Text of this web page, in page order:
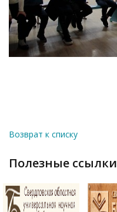
Возврат к списку
полезные ссылки